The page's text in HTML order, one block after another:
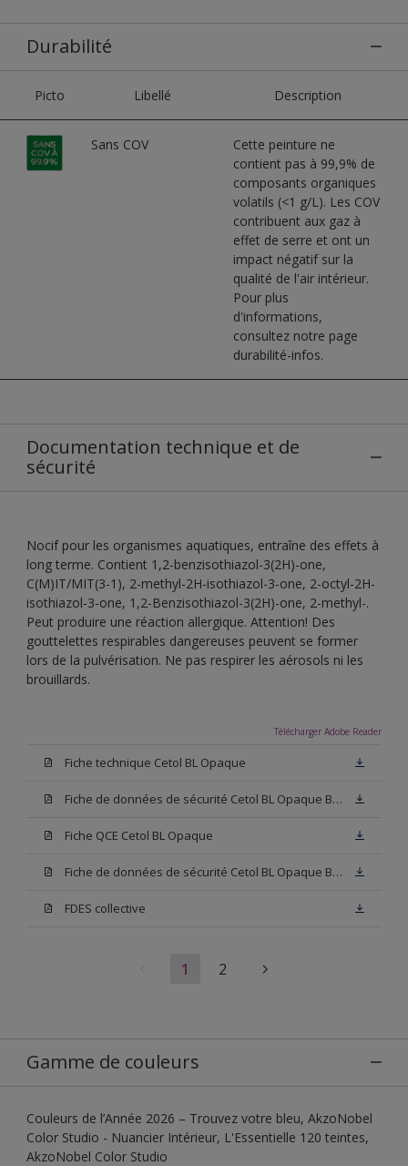
Durabilité
Picto Libellé Description
Sans COV
Cette peinture ne
contient pas à 99,9% de
composants organiques
volatils (<1 g/L). Les COV
contribuent aux gaz à
effet de serre et ont un
impact négatif sur la
qualité de l'air intérieur.
Pour plus
d'informations,
consultez notre page
durabilité-infos.
Documentation technique et de
sécurité
Nocif pour les organismes aquatiques, entraîne des effets à
long terme. Contient 1,2-benzisothiazol-3(2H)-one,
C(M)IT/MIT(3-1), 2-methyl-2H-isothiazol-3-one, 2-octyl-2H-
isothiazol-3-one, 1,2-Benzisothiazol-3(2H)-one, 2-methyl-.
Peut produire une réaction allergique. Attention! Des
gouttelettes respirables dangereuses peuvent se former
lors de la pulvérisation. Ne pas respirer les aérosols ni les
brouillards.
Télécharger Adobe Reader
Fiche technique Cetol BL Opaque
Fiche de données de sécurité Cetol BL Opaque Blanc
Fiche QCE Cetol BL Opaque
Fiche de données de sécurité Cetol BL Opaque Base W05
FDES collective
1 2
Gamme de couleurs
Couleurs de l’Année 2026 – Trouvez votre bleu, AkzoNobel
Color Studio - Nuancier Intérieur, L'Essentielle 120 teintes,
AkzoNobel Color Studio